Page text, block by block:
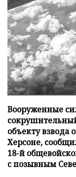
Вооруженные
объекту взвода
Херсоне,
18-й
с позывным